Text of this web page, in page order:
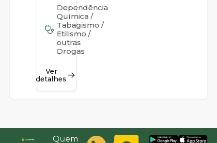
Dependência
Química /
Tabagismo /
Etilismo /
outras
Drogas
Ver
detalhes
Quem